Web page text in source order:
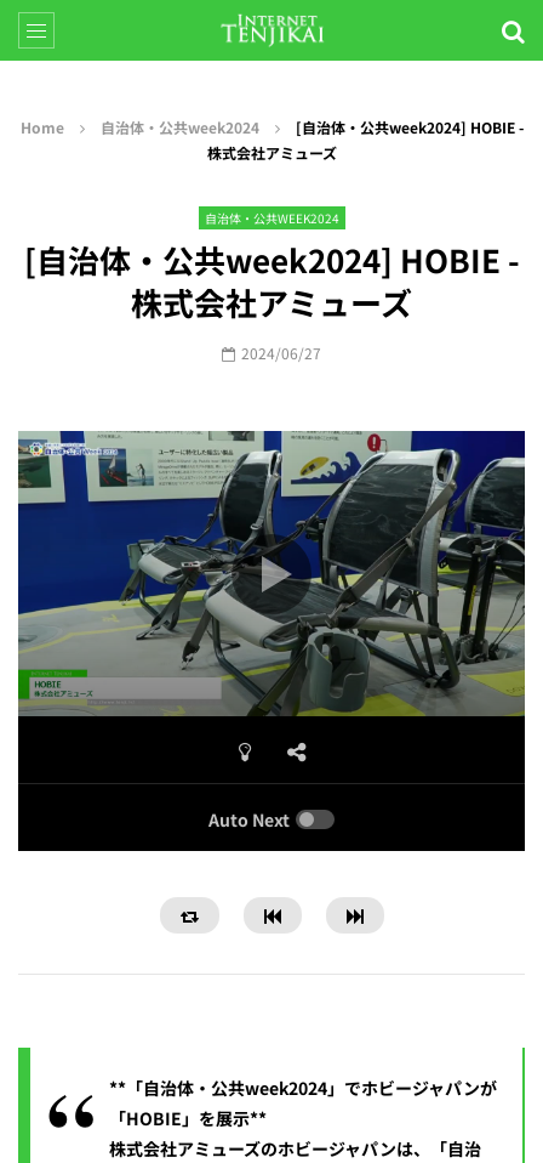
Home 自治体・公共week2024
[自治体・公共week2024] HOBIE -
株式会社アミューズ
自治体・公共WEEK2024
[自治体・公共week2024] HOBIE -
株式会社アミューズ
2024/06/27
Auto Next
**「自治体・公共week2024」でホビージャパンが
「HOBIE」を展示**
株式会社アミューズのホビージャパンは、「自治